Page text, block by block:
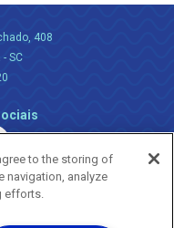
408
SC
to the storing of
navigation, analyze
efforts.